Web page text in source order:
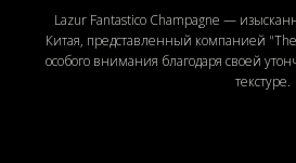
Lazur Fantastico Champagne —
Китая, представленный компанией
особого внимания благодаря своей
текстуре.